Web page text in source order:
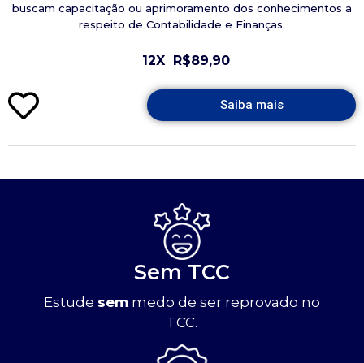
buscam capacitação ou aprimoramento dos conhecimentos a
respeito de Contabilidade e Finanças.
12X R$89,90
Saiba mais
Sem TCC
Estude sem medo de ser reprovado no
TCC.